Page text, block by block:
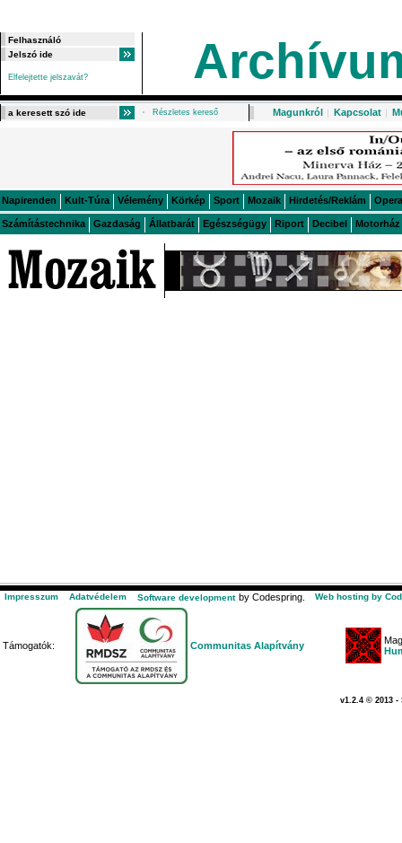
Elfelejtette jelszavát?
Részletes kereső Magunkról | Kapcsolat |
Napirenden Kult-Túra Vélemény Körkép Sport Mozaik Hirdetés/Reklám Opera
Számítástechnika Gazdaság Állatbarát Egészségügy Riport Decibel Motorház
Impresszum Adatvédelem Software development by Codespring. Web hosting by
Támogatók: Communitas Alapítvány
v1.2.4 © 2013